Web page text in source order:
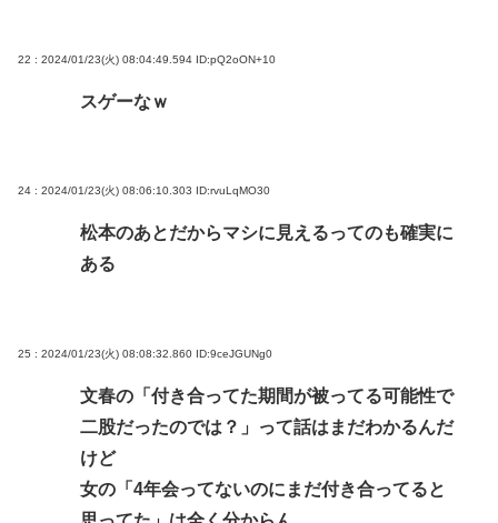
22 : 2024/01/23(火) 08:04:49.594 ID:pQ2oON+10
スゲーなｗ
24 : 2024/01/23(火) 08:06:10.303 ID:rvuLqMO30
松本のあとだからマシに見えるってのも確実に
ある
25 : 2024/01/23(火) 08:08:32.860 ID:9ceJGUNg0
文春の「付き合ってた期間が被ってる可能性で
二股だったのでは？」って話はまだわかるんだ
けど
女の「4年会ってないのにまだ付き合ってると